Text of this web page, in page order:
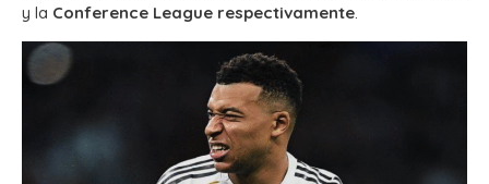
y la Conference League respectivamente